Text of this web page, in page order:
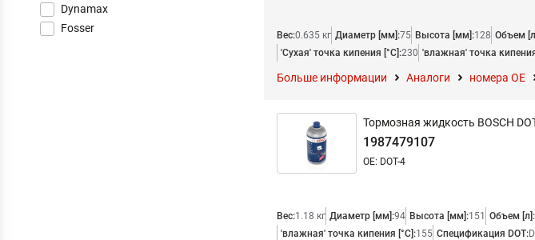
Dynamax
Fosser
Вес:0.635 кг Диаметр [мм]:75 Высота [мм]:128 Объем
'Сухая' точка кипения [°C]:230 'влажная' точка
Больше информации Аналоги номера ОЕ
Тормозная жидкость BOSCH
1987479107
OE: DOT-4
Вес:1.18 кг Диаметр [мм]:94 Высота [мм]:151 Объем [л]:
'влажная' точка кипения [°C]:155 Спецификация DOT: